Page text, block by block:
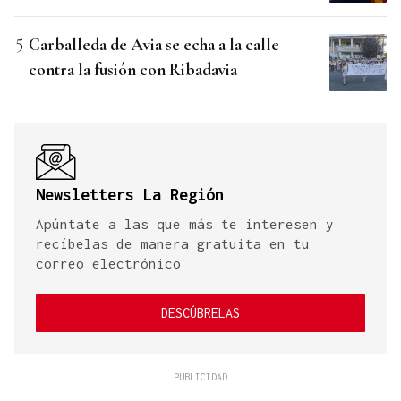
Carballeda de Avia se echa a la calle
contra la fusión con Ribadavia
Newsletters La Región
Apúntate a las que más te interesen y
recíbelas de manera gratuita en tu
correo electrónico
DESCÚBRELAS